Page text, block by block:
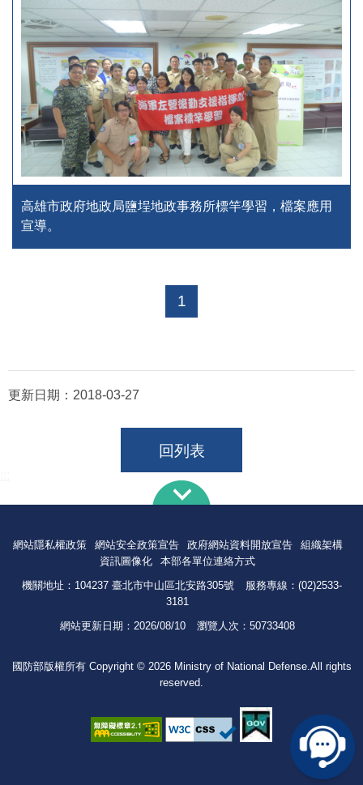
高雄市政府地政局鹽埕地政事務所標竿學習，檔案應用
宣導。
1
更新日期： 2018-03-27
回列表
網站隱私權政策 網站安全政策宣告 政府網站資料開放宣告
組織架構
資訊圖像化
本部各單位連絡方式
機關地址：104237 臺北市中山區北安路305號
服務專線：(02)2533-
3181
網站更新日期： 2026/08/10 瀏覽人次： 50733408
國防部版權所有 Copyright © 2026 Ministry of National Defense.All rights
reserved.